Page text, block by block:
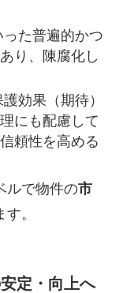
た普遍的かつ
り、陳腐化し
効果（期待）
にも配慮して
頼性を高める
ルで物件の市
。
定・向上へ